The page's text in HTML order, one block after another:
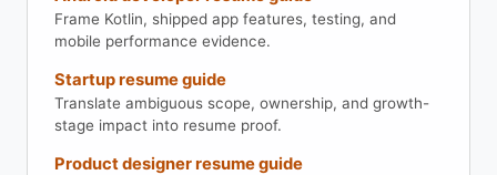
Frame Kotlin, shipped app features, testing, and
mobile performance evidence.
Startup resume guide
Translate ambiguous scope, ownership, and growth-
stage impact into resume proof.
Product designer resume guide